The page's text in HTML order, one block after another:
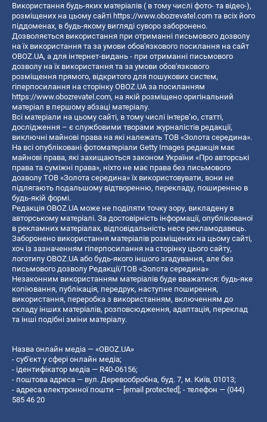
Використання будь-яких матеріалів ( в тому числі фото- та відео-),
розміщених на цьому сайті https://www.obozrevatel.com та всіх його
піддоменах, в будь-якому вигляді суворо заборонено.
Дозволяється використання при отриманні письмового дозволу
на їх використання та за умови обов'язкового посилання на сайт
OBOZ.UA, а для інтернет-видань - при отриманні письмового
дозволу на їх використання та за умови обов'язкового
розміщення прямого, відкритого для пошукових систем,
гіперпосилання на сторінку OBOZ.UA за посиланням
https://www.obozrevatel.com, на якій розміщено оригінальний
матеріал в першому абзаці матеріалу.
Всі матеріали на цьому сайті, в тому числі інтерв’ю, статті,
дослідження – є службовими творами журналістів редакції,
виключні майнові права на які належать ТОВ «Золота середина».
На всі опубліковані фотоматеріали Getty Images редакція має
майнові права, які захищаються законом України «Про авторські
права та суміжні права», ніхто не має права без письмового
дозволу ТОВ «Золота середина» їх використовувати, вони не
підлягають подальшому відтворенню, перекладу, поширенню в
будь-якій формі.
Редакція OBOZ.UA може не поділяти точку зору, викладену в
авторському матеріалі. За достовірність інформації, опублікованої
в рекламних матеріалах, відповідальність несе рекламодавець.
Заборонено використання матеріалів розміщених на цьому сайті,
хоч із зазначенням гіперпосилання на сторінку цього сайту,
логотипу OBOZ.UA або будь-якого іншого згадування, але без
письмового дозволу Редакції/ТОВ «Золота середина»
Незаконним використанням матеріалів буде вважатися: будь-яке
копiювання, публiкацiя, передрук, наступне поширення,
використання, переробка з використанням, включенням до
складу інших матеріалів, розповсюдження, адаптація, переклад
та інші подібні зміни матеріалу.
Назва онлайн медіа — «OBOZ.UA»
- суб'єкт у сфері онлайн медіа;
- ідентифікатор медіа — R40-06156;
- поштова адреса — вул. Деревообробна, буд. 7, м. Київ, 01013;
- адреса електронної пошти — [email protected]; - телефон — (044)
585 46 20